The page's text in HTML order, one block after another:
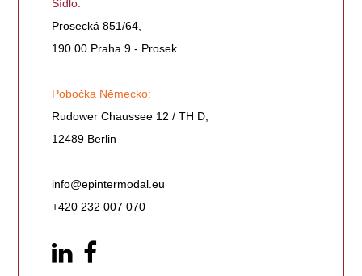
Sídlo:
Prosecká 851/64,
190 00 Praha 9 - Prosek
Pobočka Německo:
Rudower Chaussee 12 / TH D,
12489 Berlin
info@epintermodal.eu
+420 232 007 070